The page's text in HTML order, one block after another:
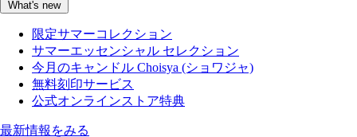
What's new
限定サマーコレクション
サマーエッセンシャル セレクション
今月のキャンドル Choisya (ショワジャ)
無料刻印サービス
公式オンラインストア特典
最新情報をみる